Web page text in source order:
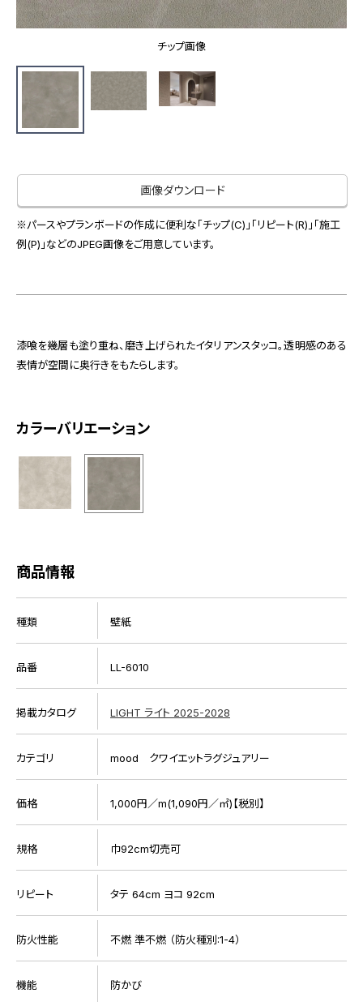
大阪ショールーム
仙台ショールーム
お客様サポート トップ
画像ダウンロード
お役立ち資料
サンプル・カタログ請求／お問い合わせ（ビジネスのお客様）
非住宅案件に関するお問い合わせ
スペースソリューション事業
オフィスソリューション事業
会社情報
チップ画像
画像ダウンロード
※パースやプランボードの作成に便利な「チップ(C)」「リピート(R)」「施工
例(P)」などのJPEG画像をご用意しています。
漆喰を幾層も塗り重ね、磨き上げられたイタリアンスタッコ。透明感のある
表情が空間に奥行きをもたらします。
カラーバリエーション
商品情報
種類 壁紙
品番 LL-6010
掲載カタログ LIGHT ライト 2025-2028
カテゴリ mood クワイエットラグジュアリー
価格 1,000円／m(1,090円／㎡)【税別】
規格 巾92cm切売可
リピート タテ 64cm ヨコ 92cm
防火性能 不燃 準不燃 （防火種別:1-4）
機能 防かび